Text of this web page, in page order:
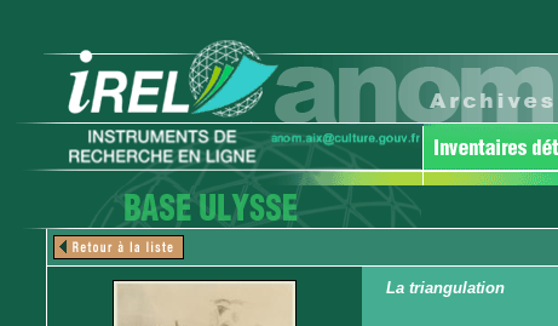
La triangulation